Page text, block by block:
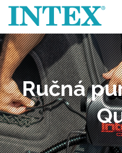
Ručná